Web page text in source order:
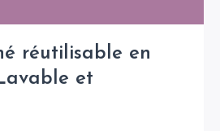
réutilisable en
et